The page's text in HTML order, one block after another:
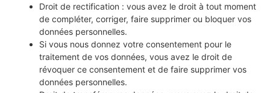
Droit de rectification : vous avez le droit à tout moment
de compléter, corriger, faire supprimer ou bloquer vos
données personnelles.
Si vous nous donnez votre consentement pour le
traitement de vos données, vous avez le droit de
révoquer ce consentement et de faire supprimer vos
données personnelles.